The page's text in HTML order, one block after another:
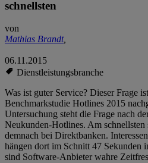
schnellsten
von
Mathias Brandt,
06.11.2015
Dienstleistungsbranche
Was ist guter Service? Dieser Frage
Benchmarkstudie Hotlines 2015
Untersuchung steht die Frage nach
Neukunden-Hotlines. Am
demnach bei Direktbanken.
hängen dort im Schnitt 47 Sekunden
sind Software-Anbieter wahre